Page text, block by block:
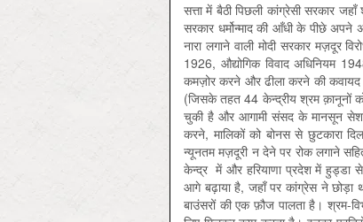
सत्ता में बैठी पिछली कांग्रेसी सरकार
सरकार धर्मोन्माद की आँधी के पीछे
नारा लगाने वाली मोदी सरकार मज़दूर
1926, औद्योगिक विवाद अधिनियम
कमज़ोर करने और ढीला करने की
(जिसके तहत 44 केन्द्रीय श्रम क़ानूनों
चुकी है और आगामी संसद के मानसून
करने, मालिकों को बोनस से छुटकारा
न्यूनतम मज़दूरी न देने पर रोक लगाने
केन्द्र में और हरियाणा प्रदेश में हुड्डा
आगे बढ़ाया है, जहाँ पर कांग्रेस ने छोड़ा
बाउंसरों की एक फ़ौज पालता है। श्रम-